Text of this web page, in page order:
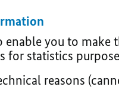
enable you to make
for statistics
reasons